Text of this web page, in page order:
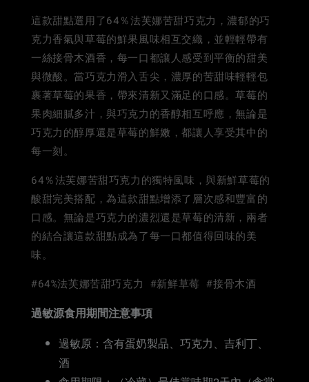
這款甜點選用了64％法芙娜苦甜巧克力，濃郁的巧
克力香氣與草莓的鮮果風味相互交織，並輕輕帶有
一絲接骨木酒香，每一口都讓人感受到平衡的甜美
與微酸。當巧克力滑入舌尖，濃厚的苦甜味輕輕包
裹著草莓的果香，帶來清新又滿足的口感。草莓的
果肉細膩多汁，與巧克力的香醇相互呼應，無論是
巧克力的醇厚還是草莓的鮮嫩，都讓人享受其中的
每一刻。
64％法芙娜苦甜巧克力的獨特風味，與新鮮草莓的
酸甜完美搭配，為這款甜點增添了層次感和豐富的
口感。無論是巧克力的濃烈還是草莓的清新，兩者
的結合讓這款甜點成為了每一口都值得回味的美
味。
#64%法芙娜苦甜巧克力 #新鮮草莓 #接骨木酒
過敏源食用期間注意事項
過敏原：含有蛋奶製品、巧克力、吉利丁、
酒